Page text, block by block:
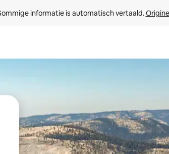
informatie is automatisch vertaald.